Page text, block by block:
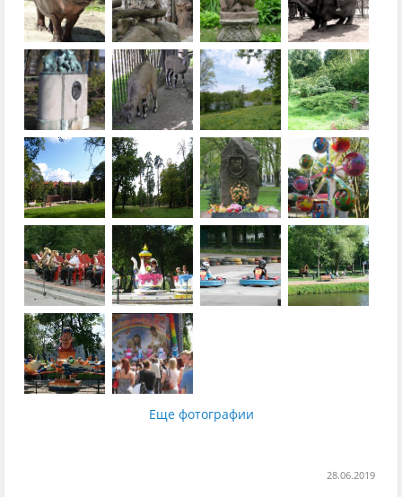
Еще фотографии
28.06.2019